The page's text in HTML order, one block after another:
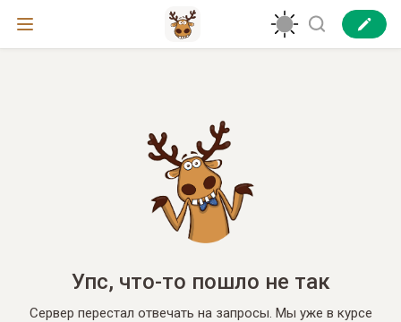
Упс, что-то пошло не так
Сервер перестал отвечать на запросы. Мы уже в курсе